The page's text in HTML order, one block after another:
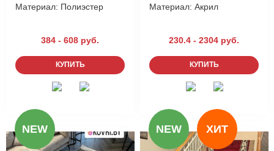
Материал: Полиэстер
384 - 608 руб.
КУПИТЬ
Материал: Акрил
230.4 - 2304 руб.
КУПИТЬ
NEW NEW ХИТ